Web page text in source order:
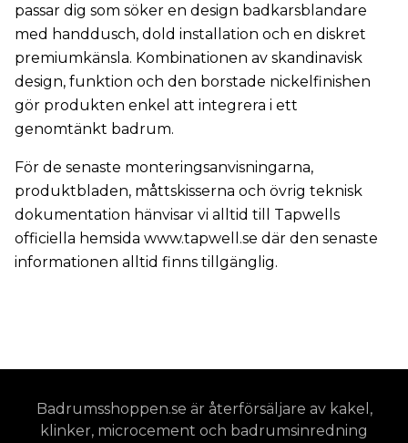
passar dig som söker en design badkarsblandare
med handdusch, dold installation och en diskret
premiumkänsla. Kombinationen av skandinavisk
design, funktion och den borstade nickelfinishen
gör produkten enkel att integrera i ett
genomtänkt badrum.
För de senaste monteringsanvisningarna,
produktbladen, måttskisserna och övrig teknisk
dokumentation hänvisar vi alltid till Tapwells
officiella hemsida www.tapwell.se där den senaste
informationen alltid finns tillgänglig.
Badrumsshoppen.se är återförsäljare av kakel,
klinker, microcement och badrumsinredning